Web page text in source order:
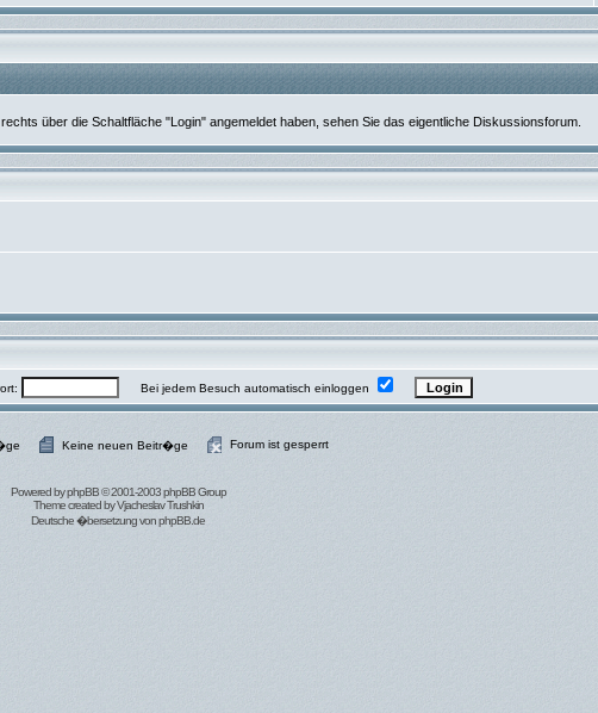
über die Schaltfläche "Login" angemeldet haben, sehen Sie das eigentliche Diskussionsforum.
Bei jedem Besuch automatisch einloggen
Keine neuen Beitr�ge Forum ist gesperrt
Powered byphpBB© 2001-2003 phpBB Group
Theme created byVjacheslav Trushkin
Deutsche �bersetzung vonphpBB.de